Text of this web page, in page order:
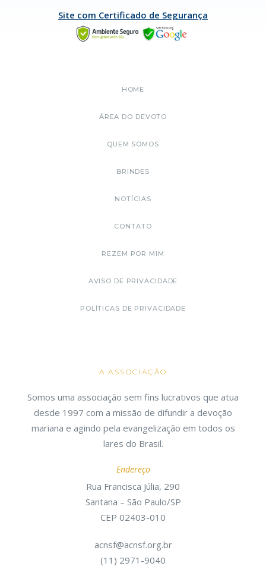
Site com Certificado de Segurança
HOME
ÁREA DO DEVOTO
QUEM SOMOS
BRINDES
NOTÍCIAS
CONTATO
REZEM POR MIM
AVISO DE PRIVACIDADE
POLÍTICAS DE PRIVACIDADE
A ASSOCIAÇÃO
Somos uma associação sem fins lucrativos que atua
desde 1997 com a missão de difundir a devoção
mariana e agindo pela evangelização em todos os
lares do Brasil.
Endereço
Rua Francisca Júlia, 290
Santana – São Paulo/SP
CEP 02403-010
acnsf@acnsf.org.br
(11) 2971-9040